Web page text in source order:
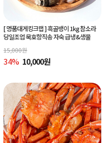
[ 명품대게킹크랩 ]흑골뱅이 1kg 참소라
당일조업 묵호항직송 자숙 급냉&생물
15,000원
34% 10,000원